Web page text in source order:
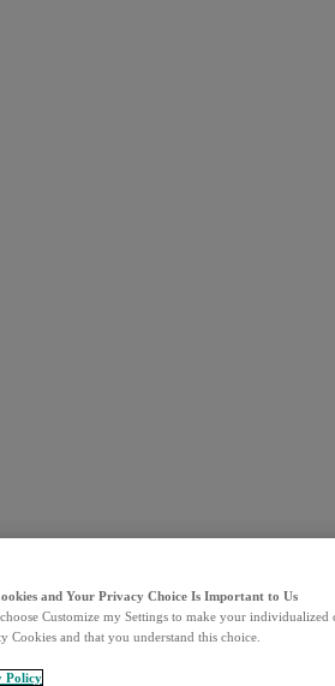
and Your Privacy Choice Is Important to Us
Customize my Settings to make your
Cookies and that you understand this choice.
Policy